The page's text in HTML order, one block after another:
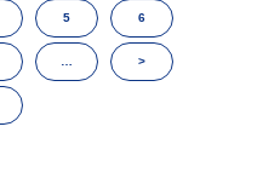
5 6
>